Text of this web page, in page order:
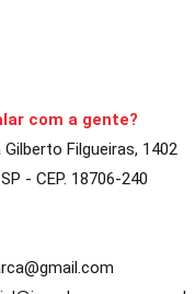
com a gente?
Gilberto Filgueiras, 1402
- CEP. 18706-240